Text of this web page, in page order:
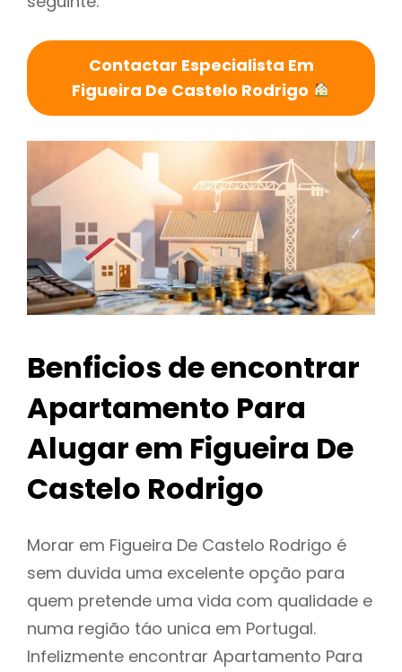
Contactar Especialista Em
Figueira De Castelo Rodrigo
Benficios de encontrar
Apartamento Para
Alugar em Figueira De
Castelo Rodrigo
Morar em Figueira De Castelo Rodrigo é
sem duvida uma excelente opção para
quem pretende uma vida com qualidade e
numa região táo unica em Portugal.
Infelizmente encontrar Apartamento Para